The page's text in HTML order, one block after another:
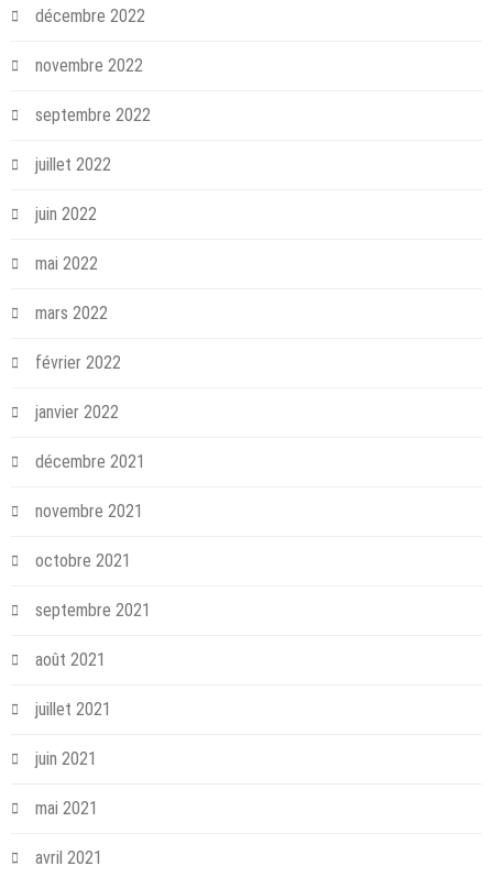
décembre 2022
novembre 2022
septembre 2022
juillet 2022
juin 2022
mai 2022
mars 2022
février 2022
janvier 2022
décembre 2021
novembre 2021
octobre 2021
septembre 2021
août 2021
juillet 2021
juin 2021
mai 2021
avril 2021